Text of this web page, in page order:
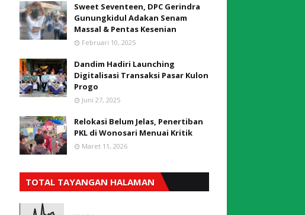
Sweet Seventeen, DPC Gerindra
Gunungkidul Adakan Senam
Massal & Pentas Kesenian
Februari 10, 2025
Dandim Hadiri Launching
Digitalisasi Transaksi Pasar Kulon
Progo
Juni 27, 2025
Relokasi Belum Jelas, Penertiban
PKL di Wonosari Menuai Kritik
Maret 11, 2026
TOTAL TAYANGAN HALAMAN